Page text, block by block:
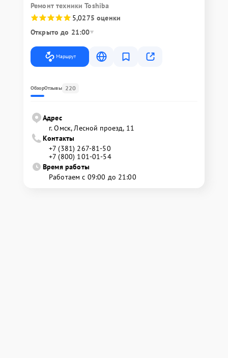
Ремонт техники Toshiba
5,0275 оценки
Открыто до 21:00
Маршрут
ОбзорОтзывы 220
Адрес
г. Омск, ​Лесной проезд, 11
Контакты
+7 (381) 267-81-50
+7 (800) 101-01-54
Время работы
Работаем с 09:00 до 21:00